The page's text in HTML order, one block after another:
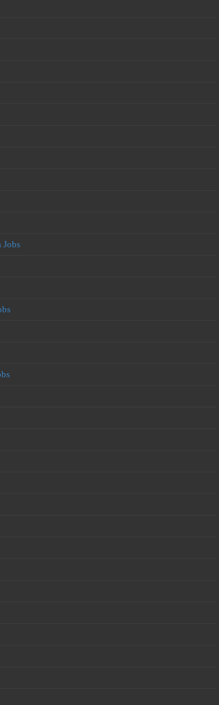
Jobs